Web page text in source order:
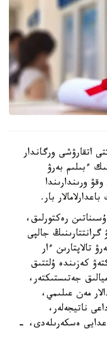
اتقارۋشى ورگاندار
ءبىلىم بەرۋ
ورىندارىندا
بار.
ۇسىناتىن رەكتورلىق،
جالپى
تالاپتارىن ءار
كەزىندە ۇلتتىق
جەتىستىكتەر،
مەن عىلىمي،
ناتيجەلەر،
ەسكەرىلەدى، -